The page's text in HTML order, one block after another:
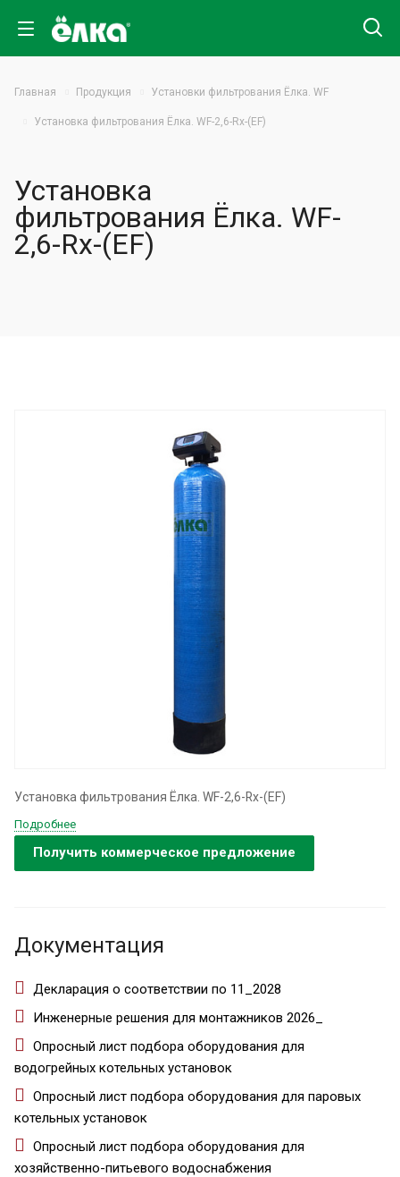
Главная Продукция Установки фильтрования Ёлка. WF
Установка фильтрования Ёлка. WF-2,6-Rx-(EF)
Установка
фильтрования Ёлка. WF-
2,6-Rx-(EF)
Установка фильтрования Ёлка. WF-2,6-Rx-(EF)
Подробнее
Получить коммерческое предложение
Документация
Декларация о соответствии по 11_2028
Инженерные решения для монтажников 2026_
Опросный лист подбора оборудования для
водогрейных котельных установок
Опросный лист подбора оборудования для паровых
котельных установок
Опросный лист подбора оборудования для
хозяйственно-питьевого водоснабжения